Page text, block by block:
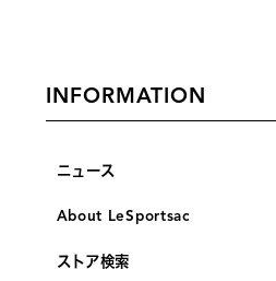
INFORMATION
ニュース
About LeSportsac
ストア検索